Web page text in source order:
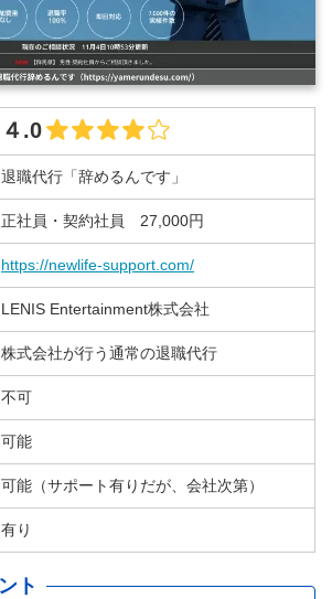
４.0
退職代行「辞めるんです」
正社員・契約社員 27,000円
https://newlife-support.com/
LENIS Entertainment株式会社
株式会社が行う通常の退職代行
不可
可能
可能（サポート有りだが、会社次第）
有り